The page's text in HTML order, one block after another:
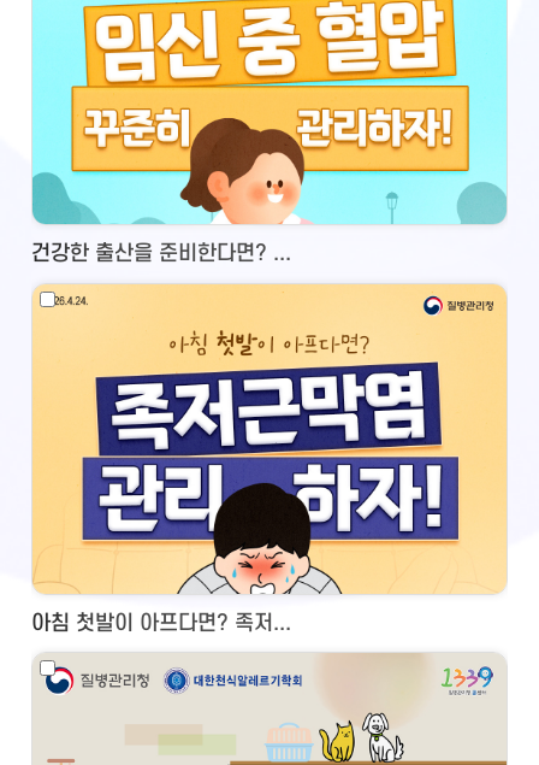
건강한 출산을 준비한다면? ...
아침 첫발이 아프다면? 족저...